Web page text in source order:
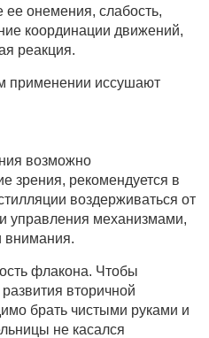
ее онемения, слабость,
координации движений,
реакция.
применении иссушают
возможно
зрения, рекомендуется в
воздерживаться от
управления механизмами,
внимания.
флакона. Чтобы
вторичной
брать чистыми руками и
не касался